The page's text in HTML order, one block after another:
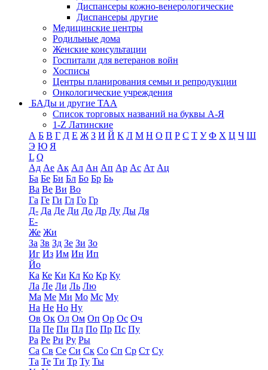
Диспансеры кожно-венерологические
Диспансеры другие
Медицинские центры
Родильные дома
Женские консультации
Госпитали для ветеранов войн
Хосписы
Центры планирования семьи и репродукции
Онкологические учреждения
БАДы и другие ТАА
Список торговых названий на буквы А-Я
1-Z Латинские
А Б В Г Д Е Ж З И Й К Л М Н О П Р С Т У Ф Х Ц Ч Ш
Э Ю Я
L Q
Ад Ае Ак Ал Ан Ап Ар Ас Ат Ац
Ба Бе Би Бл Бо Бр Бь
Ва Ве Ви Во
Га Ге Ги Гл Го Гр
Д- Да Де Ди До Др Ду Ды Дя
Е-
Же Жи
За Зв Зд Зе Зи Зо
Иг Из Им Ин Ип
Йо
Ка Ке Ки Кл Ко Кр Ку
Ла Ле Ли Ль Лю
Ма Ме Ми Мо Мс Му
На Не Но Ну
Ов Ок Ол Ом Оп Ор Ос Оч
Па Пе Пи Пл По Пр Пс Пу
Ра Ре Ри Ру Ры
Са Св Се Си Ск Со Сп Ср Ст Су
Та Те Ти Тр Ту Ты